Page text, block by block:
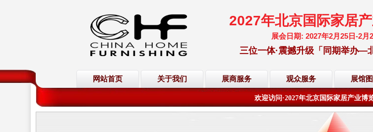
2027年北京国际家居
展会日期: 2027年2月25日-2
三位一体·震撼升级「同期举办—
网站首页 关于我们 展商服务 观众服务 展馆
倒计时·距离展会开幕还有 天22小
欢迎访问·2027年北京国际家居产业博
倒计时·距离展会开幕还有